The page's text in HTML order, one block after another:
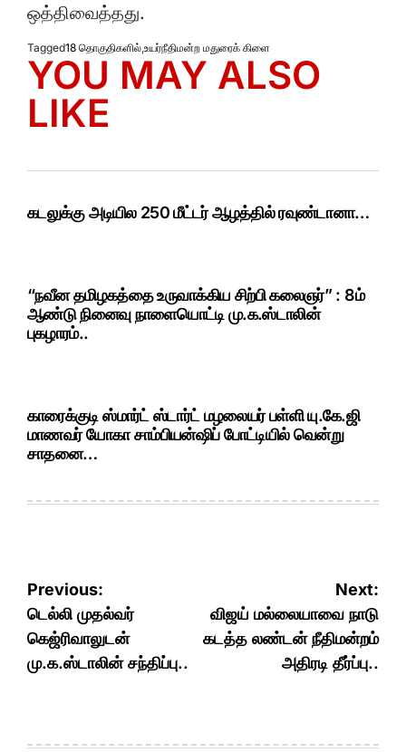
ஒத்திவைத்தது.
Tagged18 தொகுதிகளில்,உயர்நீதிமன்ற மதுரைக் கிளை
YOU MAY ALSO
LIKE
கடலுக்கு அடியில 250 மீட்டர் ஆழத்தில் ரவுண்டானா…
“நவீன தமிழகத்தை உருவாக்கிய சிற்பி கலைஞர்” : 8ம்
ஆண்டு நினைவு நாளையொட்டி மு.க.ஸ்டாலின்
புகழாரம்..
காரைக்குடி ஸ்மார்ட் ஸ்டார்ட் மழலையர் பள்ளி யு.கே.ஜி
மாணவர் யோகா சாம்பியன்ஷிப் போட்டியில் வென்று
சாதனை…
Post
navigation
Previous:
டெல்லி முதல்வர்
கெஜ்ரிவாலுடன்
மு.க.ஸ்டாலின் சந்திப்பு..
Next:
விஜய் மல்லையாவை நாடு
கடத்த லண்டன் நீதிமன்றம்
அதிரடி தீர்ப்பு..